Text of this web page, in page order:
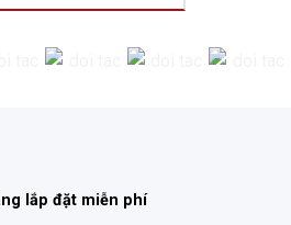
lắp đặt miễn phí